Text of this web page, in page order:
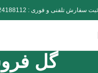
ثبت سفارش تلفنی و فوری :
گل